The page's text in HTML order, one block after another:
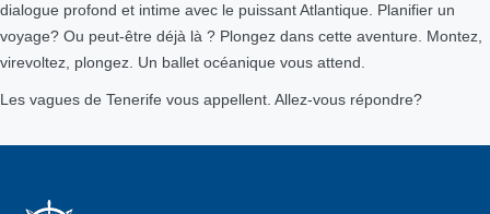
dialogue profond et intime avec le puissant Atlantique. Planifier un
voyage? Ou peut-être déjà là ? Plongez dans cette aventure. Montez,
virevoltez, plongez. Un ballet océanique vous attend.
Les vagues de Tenerife vous appellent. Allez-vous répondre?